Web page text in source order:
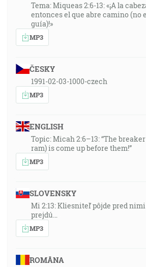
Tema: Miqueas 2:6-13: «¡A la
entonces el que abre camino (no
guía)!»
MP3
ČESKY
1991-02-03-1000-czech
MP3
ENGLISH
Topic: Micah 2:6–13: “The
ram) is come up before them!”
MP3
SLOVENSKY
Mi 2:13: Kliesniteľ pôjde pred
prejdú…
MP3
ROMÂNA